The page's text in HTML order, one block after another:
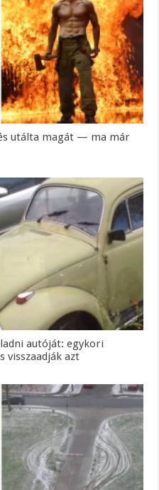
utálta magát — ma már
autóját: egykori
visszaadják azt